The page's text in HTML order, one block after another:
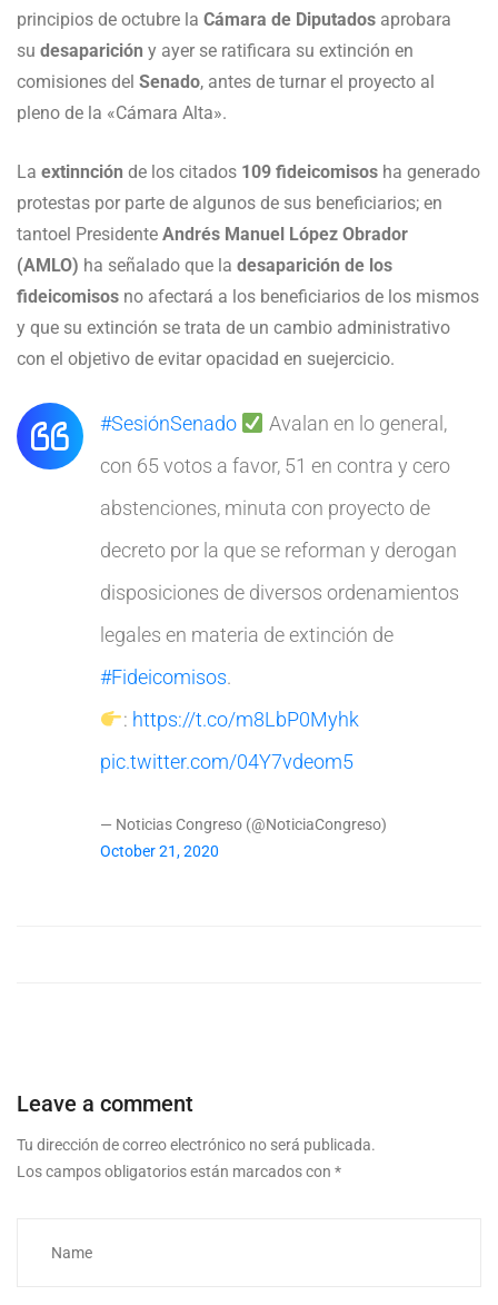
principios de octubre la Cámara de Diputados aprobara
su desaparición y ayer se ratificara su extinción en
comisiones del Senado, antes de turnar el proyecto al
pleno de la «Cámara Alta».
La extinnción de los citados 109 fideicomisos ha generado
protestas por parte de algunos de sus beneficiarios; en
tantoel Presidente Andrés Manuel López Obrador
(AMLO) ha señalado que la desaparición de los
fideicomisos no afectará a los beneficiarios de los mismos
y que su extinción se trata de un cambio administrativo
con el objetivo de evitar opacidad en suejercicio.
#SesiónSenado
Avalan en lo general,
con 65 votos a favor, 51 en contra y cero
abstenciones, minuta con proyecto de
decreto por la que se reforman y derogan
disposiciones de diversos ordenamientos
legales en materia de extinción de
#Fideicomisos.
: https://t.co/m8LbP0Myhk
pic.twitter.com/04Y7vdeom5
— Noticias Congreso (@NoticiaCongreso)
October 21, 2020
Leave a comment
Tu dirección de correo electrónico no será publicada.
Los campos obligatorios están marcados con *